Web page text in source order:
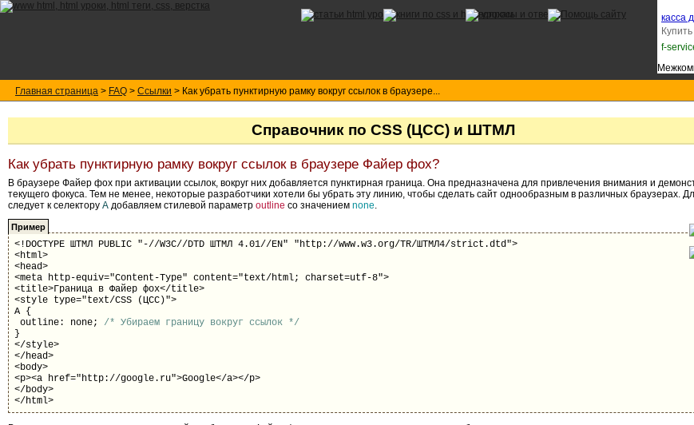
касса
f-
Главная страница > FAQ > Ссылки > Как убрать пунктирную рамку вокруг ссылок в браузере...
Справочник по CSS (ЦСС) и ШТМЛ
Как убрать пунктирную рамку вокруг ссылок в браузере Файер фох?
В браузере Файер фох при активации ссылок, вокруг них добавляется пунктирная граница. Она предназначена для привлечения внимания и
текущего фокуса. Тем не менее, некоторые разработчики хотели бы убрать эту линию, чтобы сделать сайт однообразным в различных браузерах.
следует к селектору A добавляем стилевой параметр outline со значением none.
Пример
<!DOCTYPE ШТМЛ PUBLIC "-//W3C//DTD ШТМЛ 4.01//EN" "http://www.w3.org/TR/ШТМЛ4/strict.dtd">
<html>
<head>
<meta http-equiv="Content-Type" content="text/html; charset=utf-8">
<title>Граница в Файер фох</title>
<style type="text/CSS (ЦСС)">
A {
outline: none; /* Убираем границу вокруг ссылок */
}
</style>
</head>
<body>
<p><a href="http://google.ru">Google</a></p>
</body>
</html>